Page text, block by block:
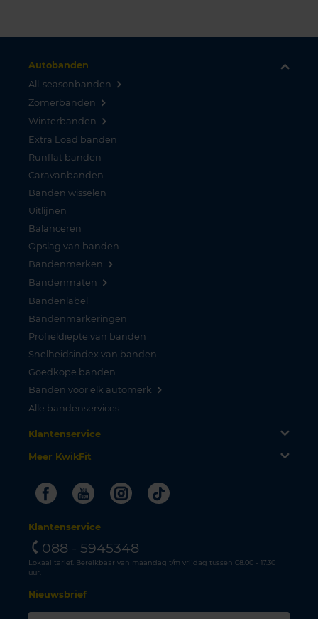
Autobanden
All-seasonbanden
Zomerbanden
Winterbanden
Extra Load banden
Runflat banden
Caravanbanden
Banden wisselen
Uitlijnen
Balanceren
Opslag van banden
Bandenmerken
Bandenmaten
Bandenlabel
Bandenmarkeringen
Profieldiepte van banden
Snelheidsindex van banden
Goedkope banden
Banden voor elk automerk
Alle bandenservices
Klantenservice
Meer KwikFit
FacebookYoutubeInstagram
Tiktok
Klantenservice
088 - 5945348
Lokaal tarief. Bereikbaar van maandag t/m vrijdag tussen 08.00 - 17.30
uur.
Nieuwsbrief